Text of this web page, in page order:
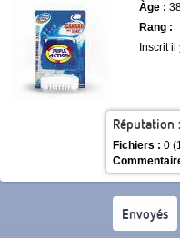
Réputation :
Fichiers : 0
Àge :
Rang :
Inscrit
Envoyés